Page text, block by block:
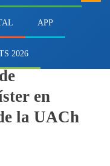
APP
2026
la
en
la UACh